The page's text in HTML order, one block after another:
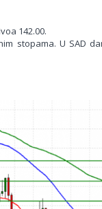
142.00.
stopama. U SAD